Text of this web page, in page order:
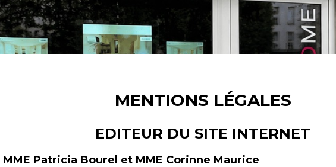
MENTIONS LÉGALES
EDITEUR DU SITE INTERNET
MME Patricia Bourel et MME Corinne Maurice
CONTACT